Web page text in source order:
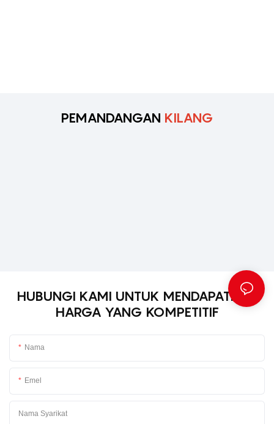
PEMANDANGAN KILANG
HUBUNGI KAMI UNTUK MENDAPATKAN
HARGA YANG KOMPETITIF
Nama
Emel
Nama Syarikat